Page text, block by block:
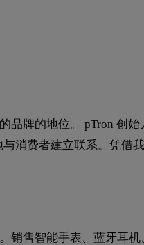
品牌的地位。 pTron 创始
消费者建立联系。凭借
销售智能手表、蓝牙耳